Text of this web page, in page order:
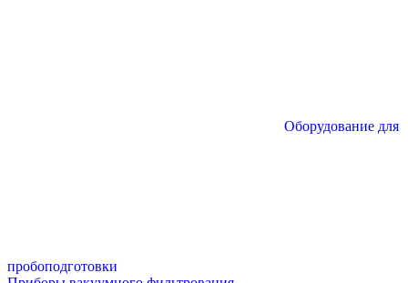
Оборудование для
пробоподготовки